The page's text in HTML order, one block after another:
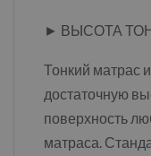
► ВЫСОТА
Тонкий матрас
достаточную
поверхность
матраса.